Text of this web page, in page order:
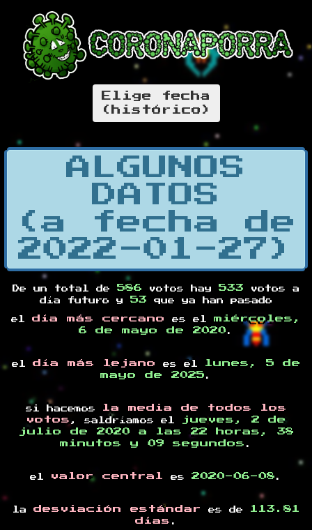
Elige fecha
(histórico)
ALGUNOS
DATOS
(a fecha de
2022-01-27)
De un total de 586 votos hay 533 votos a
día futuro y 53 que ya han pasado
el día más cercano es el miércoles,
6 de mayo de 2020 .
el día más lejano es el
lunes, 5 de
mayo de 2025 .
si hacemos
la media de todos los
votos , saldríamos el
jueves, 2 de
julio de 2020 a las 22 horas, 38
minutos y 09 segundos .
el valor central es 2020-06-08 .
la desviación estándar es de
113.81
días .